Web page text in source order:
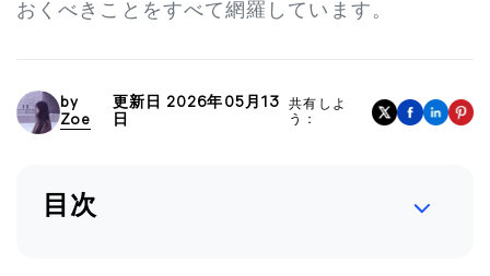
おくべきことをすべて網羅しています。
by
Zoe
更新日 2026年05月13
日
共有しよ
う：
目次